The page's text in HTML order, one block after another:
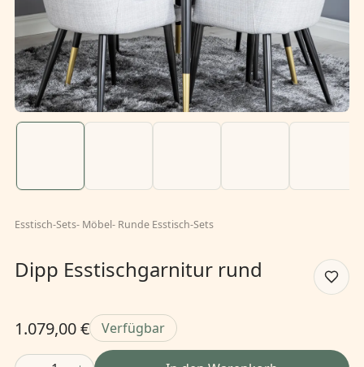
Esstisch-Sets- Möbel- Runde Esstisch-Sets
Dipp Esstischgarnitur rund
1.079,00 € Verfügbar